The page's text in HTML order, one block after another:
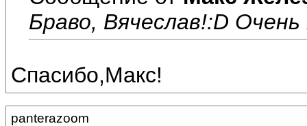
Браво, Вячеслав!:D
Спасибо,Макс!
panterazoom